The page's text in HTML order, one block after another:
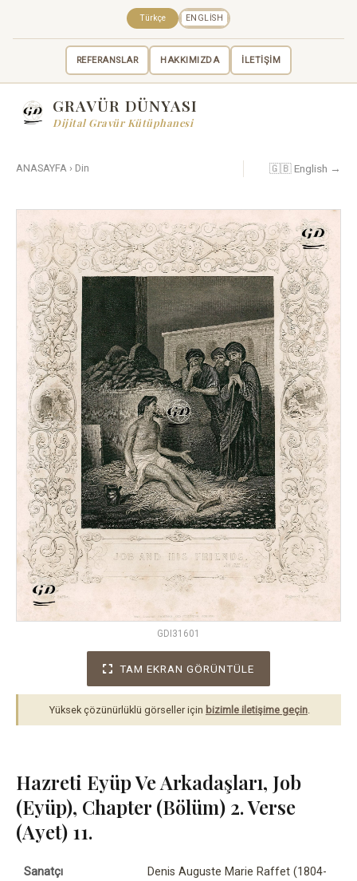
REFERANSLAR HAKKIMIZDA İLETİŞİM
Türkçe ENGLISH
GRAVÜR DÜNYASI
Dijital Gravür Kütüphanesi
ANASAYFA › Din 🇬🇧 English →
GDI31601
TAM EKRAN GÖRÜNTÜLE
Yüksek çözünürlüklü görseller için bizimle iletişime geçin
Hazreti Eyüp Ve Arkadaşları, Job
(Eyüp), Chapter (Bölüm) 2. Verse
(Ayet) 11.
Sanatçı
Denis Auguste Marie Raffet (1804-